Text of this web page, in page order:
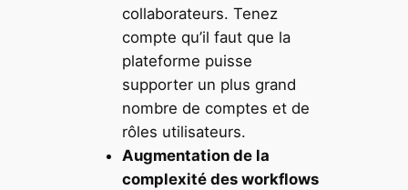
collaborateurs. Tenez
compte qu’il faut que la
plateforme puisse
supporter un plus grand
nombre de comptes et de
rôles utilisateurs.
Augmentation de la
complexité des workflows